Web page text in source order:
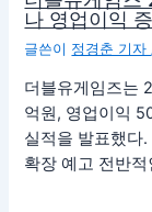
나 영업이익
글쓴이 정경춘 기자
더블유게임즈는
억원, 영업이익
실적을 발표했다
확장 예고 전반